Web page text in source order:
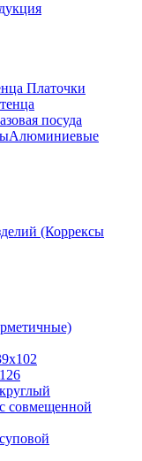
Платочки
посуда
Алюминиевые
(Коррексы
совмещенной